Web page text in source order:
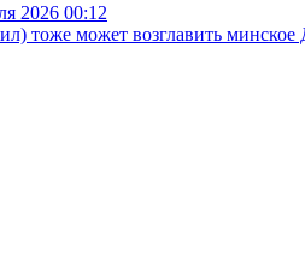
2026 00:12
тоже может возглавить минское